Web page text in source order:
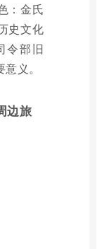
：金氏
史文化
令部旧
义。
边旅